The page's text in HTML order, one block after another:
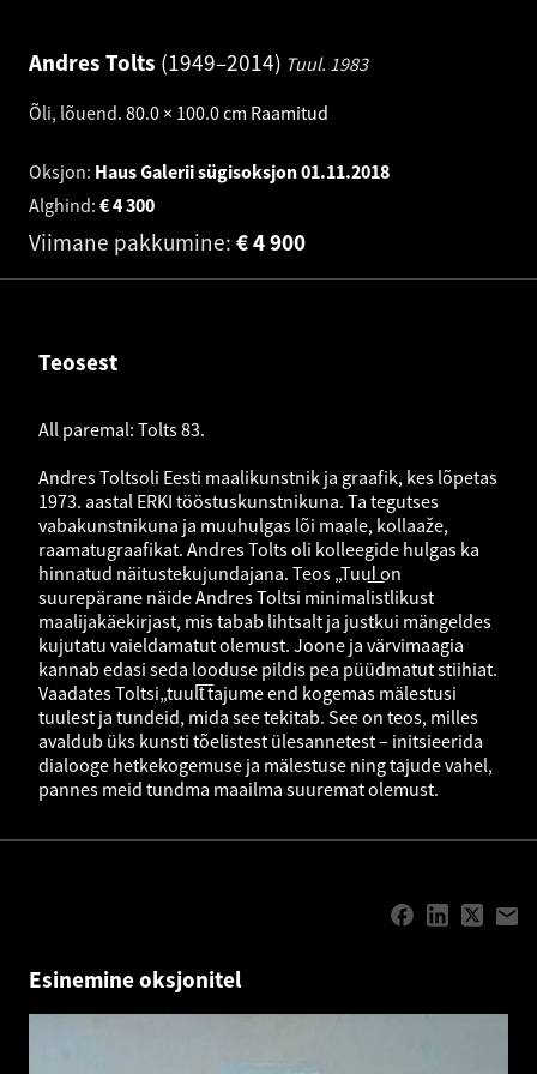
Andres Tolts 1949–2014 Tuul. 1983
Õli, lõuend. 80.0 × 100.0 cm Raamitud
Oksjon: Haus Galerii sügisoksjon01.11.2018
Alghind:
4 300
€
Viimane pakkumine: 4 900
€
Teosest
All paremal: Tolts 83.
Andres Toltsoli Eesti maalikunstnik ja graafik, kes lõpetas
1973. aastal ERKI tööstuskunstnikuna. Ta tegutses
vabakunstnikuna ja muuhulgas lõi maale, kollaaže,
raamatugraafikat. Andres Tolts oli kolleegide hulgas ka
hinnatud näitustekujundajana. Teos „Tuul͟ on
suurepärane näide Andres Toltsi minimalistlikust
maalijakäekirjast, mis tabab lihtsalt ja justkui mängeldes
kujutatu vaieldamatut olemust. Joone ja värvimaagia
kannab edasi seda looduse pildis pea püüdmatut stiihiat.
Vaadates Toltsi„tuult͞ tajume end kogemas mälestusi
tuulest ja tundeid, mida see tekitab. See on teos, milles
avaldub üks kunsti tõelistest ülesannetest – initsieerida
dialooge hetkekogemuse ja mälestuse ning tajude vahel,
pannes meid tundma maailma suuremat olemust.
Esinemine oksjonitel